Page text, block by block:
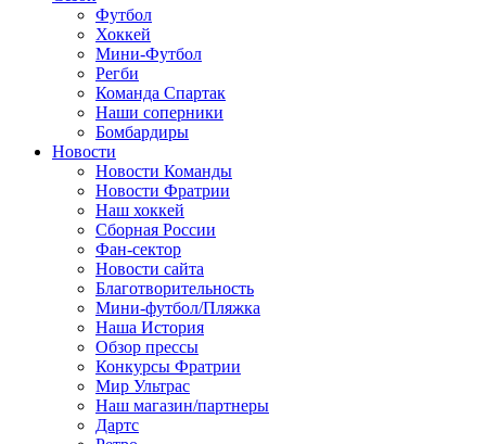
Футбол
Хоккей
Мини-Футбол
Регби
Команда Спартак
Наши соперники
Бомбардиры
Новости
Новости Команды
Новости Фратрии
Наш хоккей
Сборная России
Фан-cектор
Новости сайта
Благотворительность
Мини-футбол/Пляжка
Наша История
Обзор прессы
Конкурсы Фратрии
Мир Ультрас
Наш магазин/партнеры
Дартс